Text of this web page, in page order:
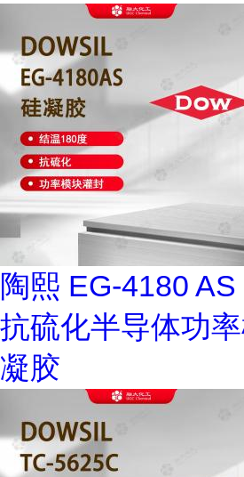
陶熙 EG-4180
抗硫化半导体功
凝胶